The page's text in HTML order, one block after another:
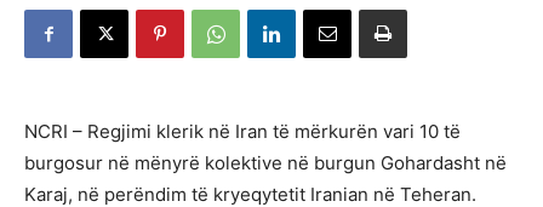
NCRI – Regjimi klerik në Iran të mërkurën vari 10 të
burgosur në mënyrë kolektive në burgun Gohardasht në
Karaj, në perëndim të kryeqytetit Iranian në Teheran.